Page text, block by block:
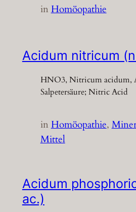
inHomöopathie
Acidum nitricum
HNO3, Nitricum acidum,
Salpetersäure; Nitric Acid
inHomöopathie,
Mittel
Acidum
ac.)